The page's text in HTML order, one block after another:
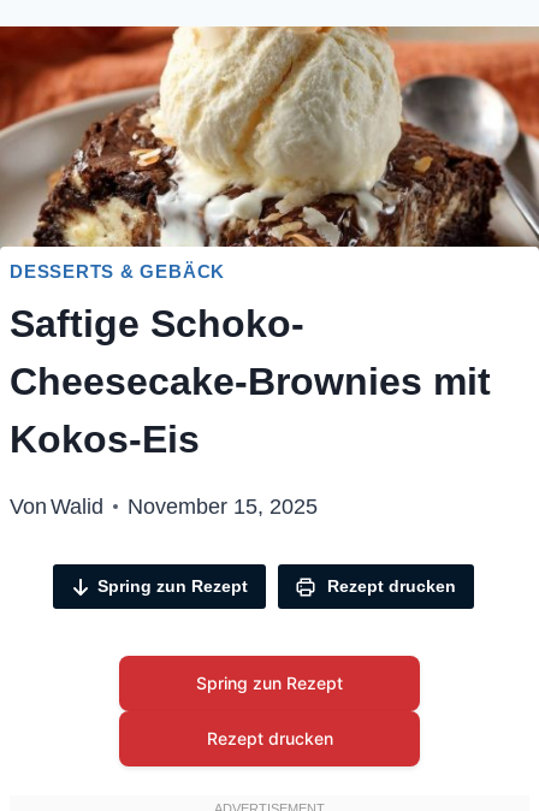
DESSERTS & GEBÄCK
Saftige Schoko-
Cheesecake-Brownies mit
Kokos-Eis
Von Walid November 15, 2025
Spring zun Rezept Rezept drucken
Spring zun Rezept
Rezept drucken